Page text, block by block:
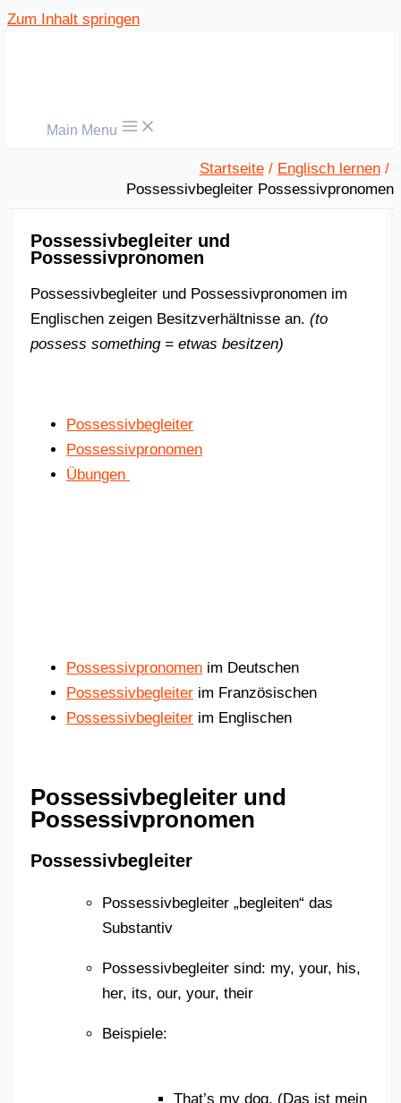
Zum Inhalt springen
Main Menu
Startseite
Englisch lernen
Possessivbegleiter Possessivpronomen
Possessivbegleiter und
Possessivpronomen
Possessivbegleiter und Possessivpronomen im
Englischen zeigen Besitzverhältnisse an.(to
possess something = etwas besitzen)
Possessivbegleiter
Possessivpronomen
Übungen
Possessivpronomen im Deutschen
Possessivbegleiter im Französischen
Possessivbegleiter im Englischen
Possessivbegleiter und
Possessivpronomen
Possessivbegleiter
Possessivbegleiter „begleiten“ das
Substantiv
Possessivbegleiter sind: my, your, his,
her, its, our, your, their
Beispiele:
That’s my dog. (Das ist mein